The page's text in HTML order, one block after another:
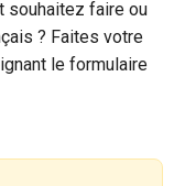
souhaitez faire ou
? Faites votre
le formulaire